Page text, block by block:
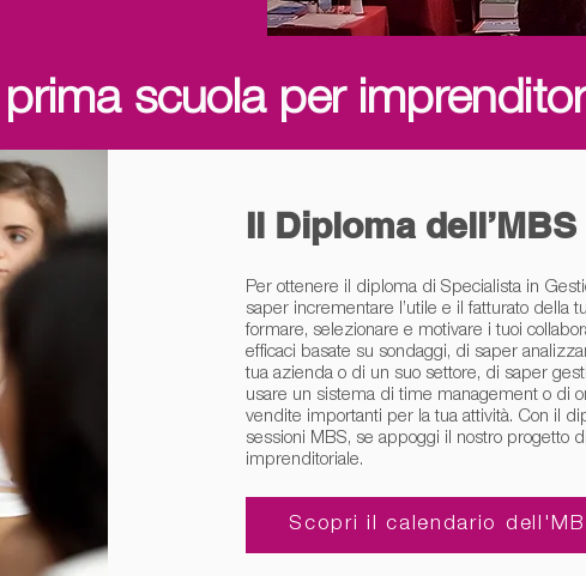
scuola per
Il Diploma dell’MBS
Per ottenere il diploma di Specialista in
saper incrementare l’utile e il fatturato della
formare, selezionare e motivare i tuoi
efficaci basate su sondaggi, di saper
tua azienda o di un suo settore, di saper
usare un sistema di time management o di
vendite importanti per la tua attività. Con il
sessioni MBS, se appoggi il nostro progetto
imprenditoriale.
Scopri il calendario